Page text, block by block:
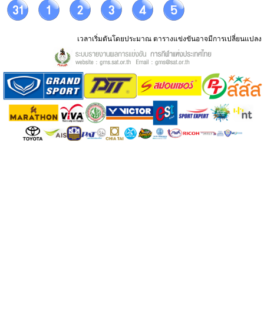
เวลาเริ่มตันโดยประมาณ ตารางแข่งขันอาจมีการเปลี่ยนแปลง